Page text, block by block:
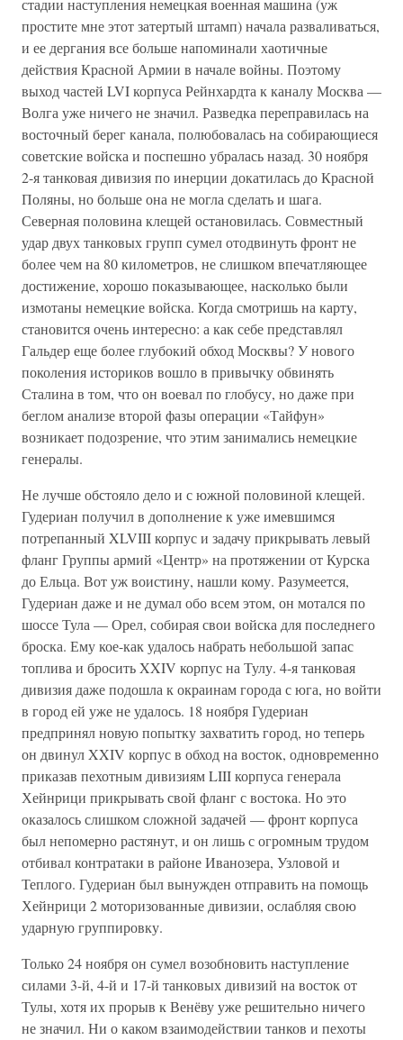
стадии наступления немецкая военная машина (уж
простите мне этот затертый штамп) начала разваливаться,
и ее дергания все больше напоминали хаотичные
действия Красной Армии в начале войны. Поэтому
выход частей LVI корпуса Рейнхардта к каналу Москва —
Волга уже ничего не значил. Разведка переправилась на
восточный берег канала, полюбовалась на собирающиеся
советские войска и поспешно убралась назад. 30 ноября
2-я танковая дивизия по инерции докатилась до Красной
Поляны, но больше она не могла сделать и шага.
Северная половина клещей остановилась. Совместный
удар двух танковых групп сумел отодвинуть фронт не
более чем на 80 километров, не слишком впечатляющее
достижение, хорошо показывающее, насколько были
измотаны немецкие войска. Когда смотришь на карту,
становится очень интересно: а как себе представлял
Гальдер еще более глубокий обход Москвы? У нового
поколения историков вошло в привычку обвинять
Сталина в том, что он воевал по глобусу, но даже при
беглом анализе второй фазы операции «Тайфун»
возникает подозрение, что этим занимались немецкие
генералы.
Не лучше обстояло дело и с южной половиной клещей.
Гудериан получил в дополнение к уже имевшимся
потрепанный XLVIII корпус и задачу прикрывать левый
фланг Группы армий «Центр» на протяжении от Курска
до Ельца. Вот уж воистину, нашли кому. Разумеется,
Гудериан даже и не думал обо всем этом, он мотался по
шоссе Тула — Орел, собирая свои войска для последнего
броска. Ему кое-как удалось набрать небольшой запас
топлива и бросить XXIV корпус на Тулу. 4-я танковая
дивизия даже подошла к окраинам города с юга, но войти
в город ей уже не удалось. 18 ноября Гудериан
предпринял новую попытку захватить город, но теперь
он двинул XXIV корпус в обход на восток, одновременно
приказав пехотным дивизиям LIII корпуса генерала
Хейнрици прикрывать свой фланг с востока. Но это
оказалось слишком сложной задачей — фронт корпуса
был непомерно растянут, и он лишь с огромным трудом
отбивал контратаки в районе Иванозера, Узловой и
Теплого. Гудериан был вынужден отправить на помощь
Хейнрици 2 моторизованные дивизии, ослабляя свою
ударную группировку.
Только 24 ноября он сумел возобновить наступление
силами 3-й, 4-й и 17-й танковых дивизий на восток от
Тулы, хотя их прорыв к Венёву уже решительно ничего
не значил. Ни о каком взаимодействии танков и пехоты